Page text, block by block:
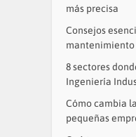
más precisa
Consejos
mantenimiento
8 sectores
Ingeniería
Cómo cambia
pequeñas